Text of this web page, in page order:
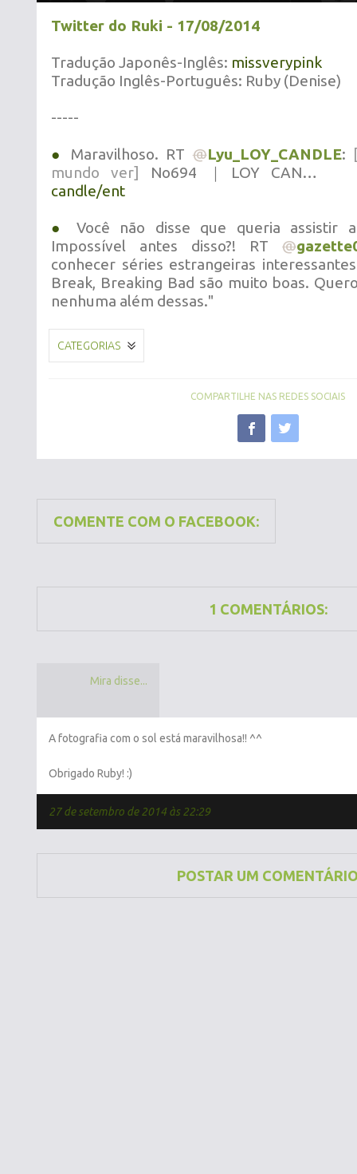
Twitter do Ruki - 17/08/2014
Tradução Japonês-Inglês: missverypink
Tradução Inglês-Português: Ruby (Denise)
-----
● Maravilhoso. RT@Lyu_LOY_CANDLE:
mundo ver]
No694 ｜LOY CAN…
candle/ent
●
Você não disse que queria assistir
Impossível antes disso?! RT @
conhecer séries estrangeiras
Break, Breaking Bad são muito boas.
nenhuma além dessas."
CATEGORIAS
COMPARTILHE NAS REDES SOCIAIS
COMENTE COM O FACEBOOK:
1 COMENTÁRIOS:
Mira disse...
A fotografia com o sol está maravilhosa!! ^^
Obrigado Ruby! :)
27 de setembro de 2014 às 22:29
POSTAR UM